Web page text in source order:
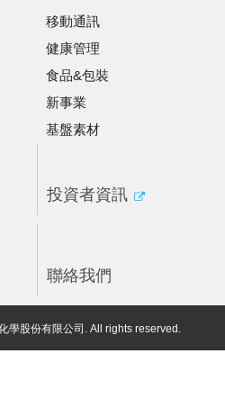
移動通訊
健康管理
食品&包裝
新事業
基盤素材
投資者資訊
聯絡我們
學股份有限公司. All rights reserved.